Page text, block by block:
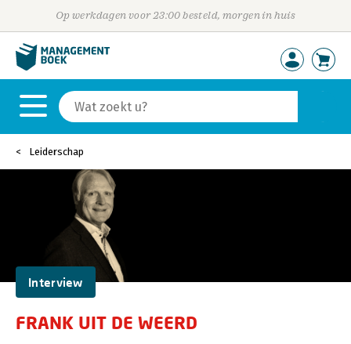
Op werkdagen voor 23:00 besteld, morgen in huis
Leiderschap
Interview
FRANK UIT DE WEERD